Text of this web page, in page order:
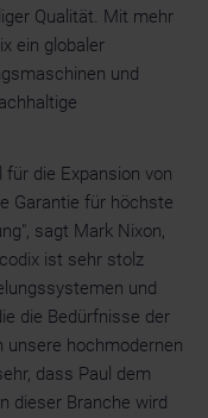
Qualität. Mit mehr
ein globaler
und
für die Expansion von
Garantie für höchste
sagt Mark Nixon,
ist sehr stolz
und
die Bedürfnisse der
unsere hochmodernen
dass Paul dem
dieser Branche wird